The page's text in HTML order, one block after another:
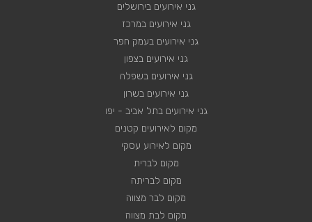
גני אירועים בירושלים
גני אירועים במרכז
גני אירועים בעמק חפר
גני אירועים בצפון
גני אירועים בשפלה
גני אירועים בשרון
גני אירועים בתל אביב - יפו
מקום לאירועים קטנים
מקום לאירוע עסקי
מקום לברית
מקום לבריתה
מקום לבר מצווה
מקום לבת מצווה